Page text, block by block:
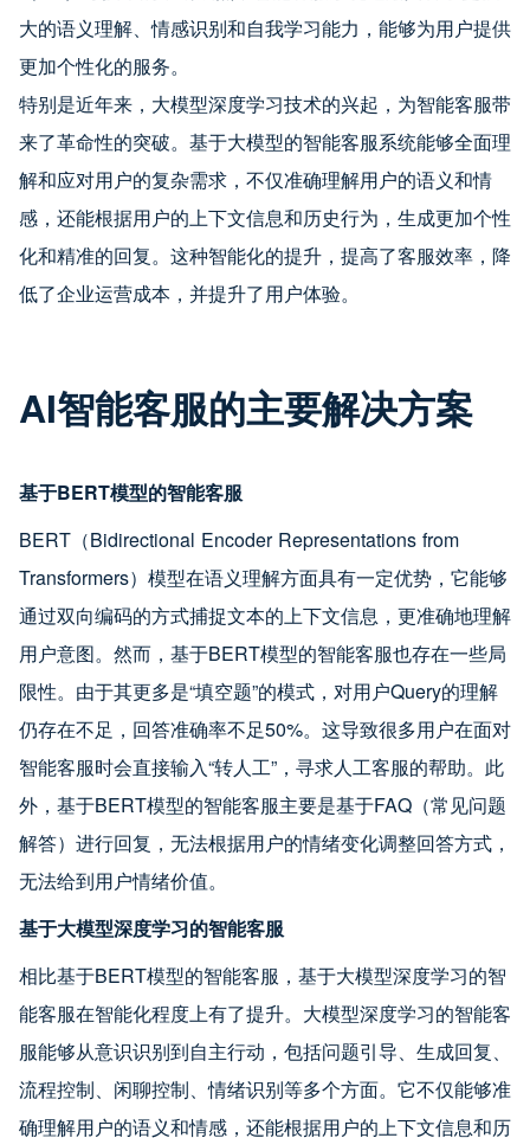
大的语义理解、情感识别和自我学习能力，能够为用户提供
更加个性化的服务。
特别是近年来，大模型深度学习技术的兴起，为智能客服带
来了革命性的突破。基于大模型的智能客服系统能够全面理
解和应对用户的复杂需求，不仅准确理解用户的语义和情
感，还能根据用户的上下文信息和历史行为，生成更加个性
化和精准的回复。这种智能化的提升，提高了客服效率，降
低了企业运营成本，并提升了用户体验。
AI智能客服的主要解决方案
基于BERT模型的智能客服
BERT（Bidirectional Encoder Representations from
Transformers）模型在语义理解方面具有一定优势，它能够
通过双向编码的方式捕捉文本的上下文信息，更准确地理解
用户意图。然而，基于BERT模型的智能客服也存在一些局
限性。由于其更多是“填空题”的模式，对用户Query的理解
仍存在不足，回答准确率不足50%。这导致很多用户在面对
智能客服时会直接输入“转人工”，寻求人工客服的帮助。此
外，基于BERT模型的智能客服主要是基于FAQ（常见问题
解答）进行回复，无法根据用户的情绪变化调整回答方式，
无法给到用户情绪价值。
基于大模型深度学习的智能客服
相比基于BERT模型的智能客服，基于大模型深度学习的智
能客服在智能化程度上有了提升。大模型深度学习的智能客
服能够从意识识别到自主行动，包括问题引导、生成回复、
流程控制、闲聊控制、情绪识别等多个方面。它不仅能够准
确理解用户的语义和情感，还能根据用户的上下文信息和历